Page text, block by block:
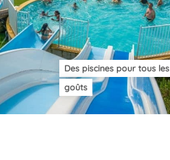
Des piscines pour tous les
goûts